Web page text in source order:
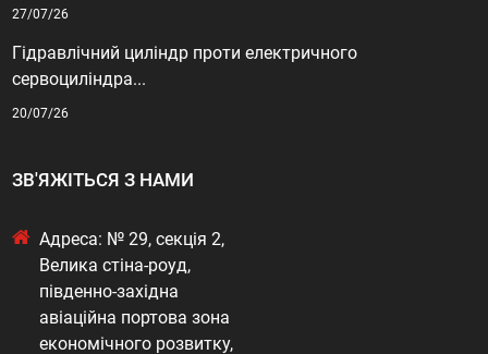
27/07/26
Гідравлічний циліндр проти електричного
сервоциліндра...
20/07/26
ЗВ'ЯЖІТЬСЯ З НАМИ
Адреса: № 29, секція 2,
Велика стіна-роуд,
південно-західна
авіаційна портова зона
економічного розвитку,